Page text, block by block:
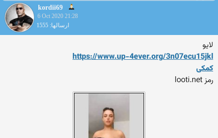
kordii69
6 Oct 2020 21:28
ارسالها: 1555
لایو
https://www.up-4ever.org/3n07ecu15jkl
کمکی
رمز looti.net